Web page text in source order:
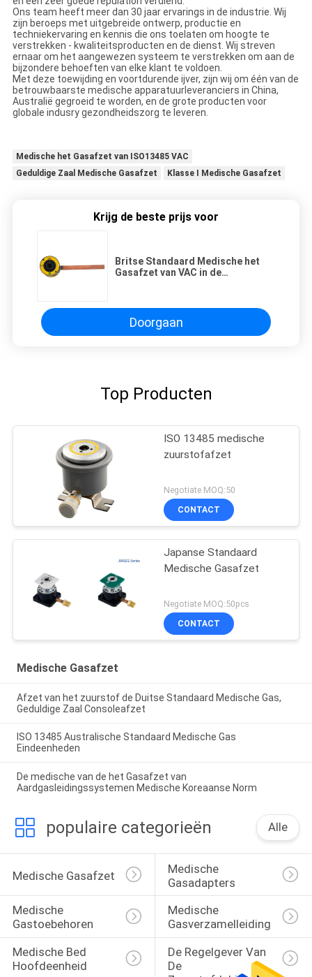
Ons team heeft meer dan 30 jaar ervarings in de industrie. Wij
zijn beroeps met uitgebreide ontwerp, productie en
techniekervaring en kennis die ons toelaten om hoogte te
verstrekken - kwaliteitsproducten en de dienst. Wij streven
ernaar om het aangewezen systeem te verstrekken om aan de
bijzondere behoeften van elke klant te voldoen.
Met deze toewijding en voortdurende ijver, zijn wij om één van de
betrouwbaarste medische apparatuurleveranciers in China,
Australië gegroeid te worden, en de grote producten voor
globale indusry gezondheidszorg te leveren.
Medische het Gasafzet van ISO13485 VAC
Geduldige Zaal Medische Gasafzet
Klasse I Medische Gasafzet
Krijg de beste prijs voor
Britse Standaard Medische het
Gasafzet van VAC in de
Doorgaan
Top Producten
ISO 13485 medische
zuurstofafzet
Negotiate MOQ:50
CONTACT
Japanse Standaard
Medische Gasafzet
Negotiate MOQ:50pcs
CONTACT
Medische Gasafzet
Afzet van het zuurstof de Duitse Standaard Medische Gas,
Geduldige Zaal Consoleafzet
ISO 13485 Australische Standaard Medische Gas
Eindeenheden
De medische van de het Gasafzet van
Aardgasleidingssystemen Medische Koreaanse Norm
populaire categorieën Alle
Medische Gasafzet
Medische
Gasadapters
Medische
Gastoebehoren
Medische
Gasverzamelleiding
Medische Bed
Hoofdeenheid
De Regelgever Van
De